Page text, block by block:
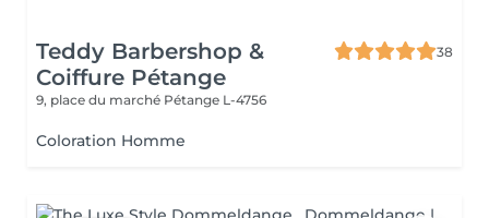
Teddy Barbershop &
Coiffure Pétange
38
9, place du marché Pétange L-4756
Coloration Homme